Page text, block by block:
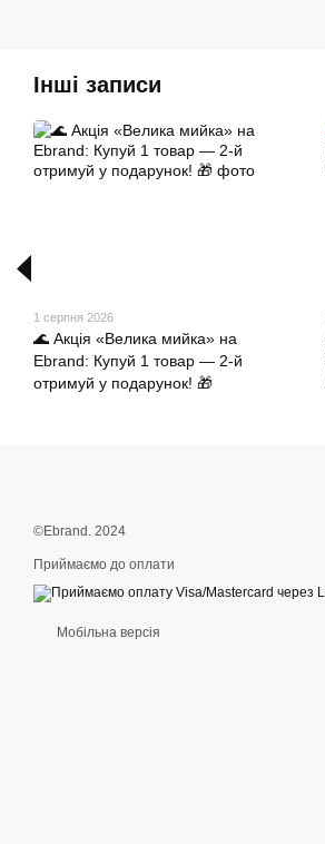
Інші записи
1 серпня 2026
🌊 Акція «Велика мийка» на
Ebrand: Купуй 1 товар — 2-й
отримуй у подарунок! 🎁
©Ebrand. 2024
Приймаємо до оплати
Мобільна версія